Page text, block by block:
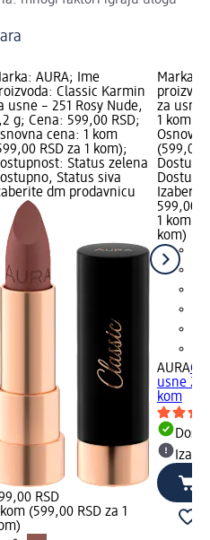
AURA; Ime
Classic Karmin
usne – 251 Rosy Nude,
g; Cena: 599,00 RSD;
cena: 1 kom
RSD za 1 kom);
Status zelena
Status siva
dm prodavnicu
RSD
(599,00 RSD za 1
Marka:
za usne
1 kom;
(599,00
599,00
1 kom
kom)
AURA
usne
kom